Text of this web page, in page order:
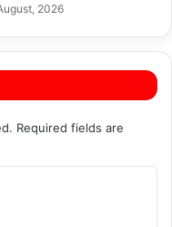
2026
Required fields are